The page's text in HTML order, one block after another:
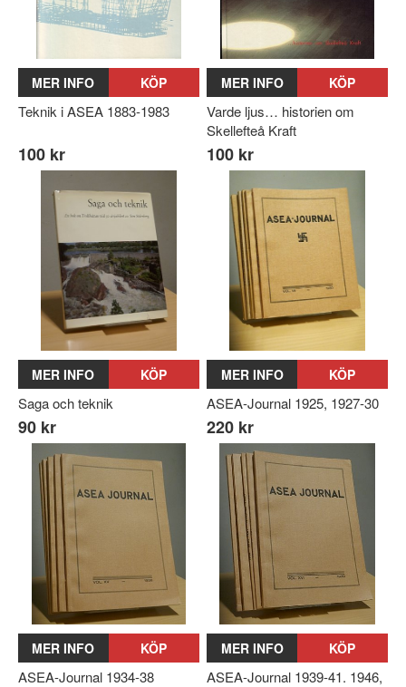
MER INFO KÖP
Teknik i ASEA 1883-1983
100 kr
MER INFO KÖP
Varde ljus… historien om
Skellefteå Kraft
100 kr
MER INFO KÖP
Saga och teknik
90 kr
MER INFO KÖP
ASEA-Journal 1925, 1927-30
220 kr
MER INFO KÖP
ASEA-Journal 1934-38
MER INFO KÖP
ASEA-Journal 1939-41. 1946,